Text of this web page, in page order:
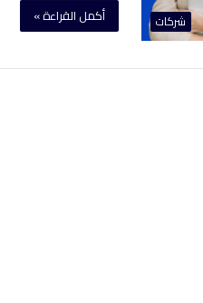
شركات
أكمل القراءة »